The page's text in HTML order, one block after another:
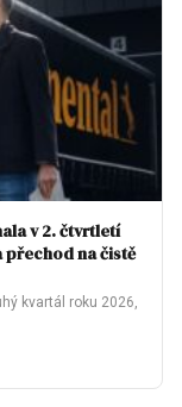
v 2. čtvrtletí
přechod na čistě
kvartál roku 2026,